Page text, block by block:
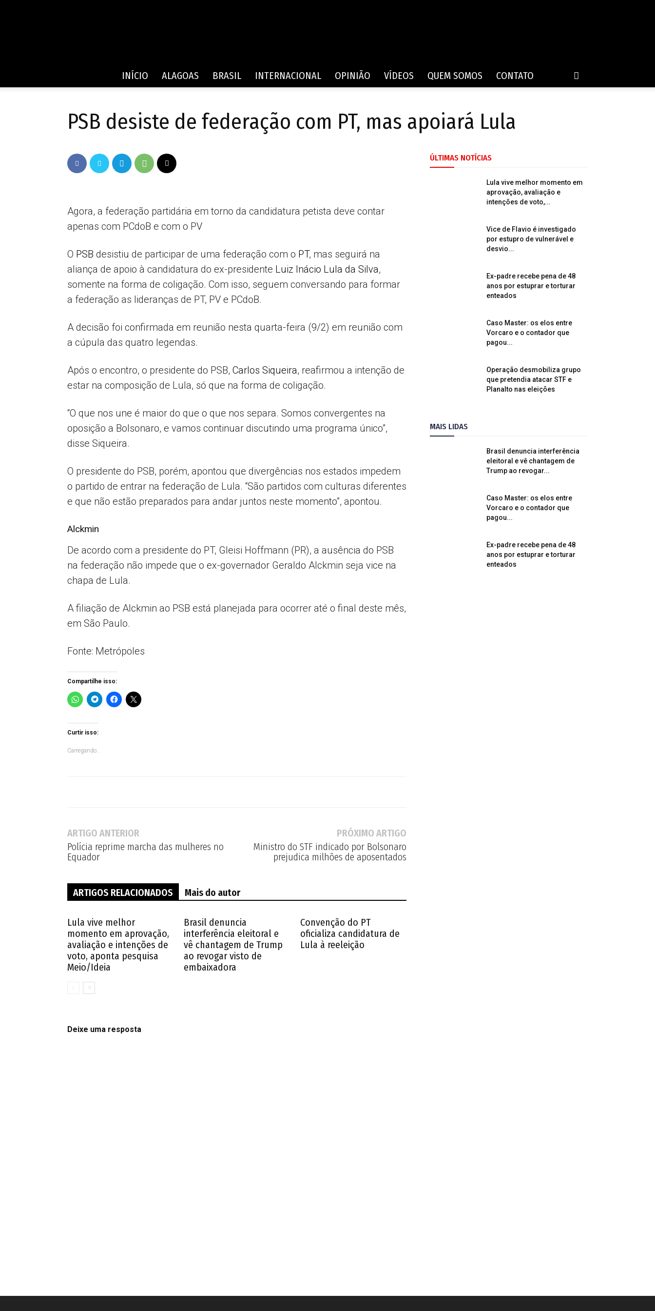
de
Popular
INÍCIO ALAGOAS BRASIL INTERNACIONAL OPINIÃO VÍDEOS QUEM SOMOS CONTATO
PSB desiste de federação com PT, mas apoiará Lula
Agora, a federação partidária em torno da candidatura petista deve contar
apenas com PCdoB e com o PV
O PSB desistiu de participar de uma federação com o PT, mas seguirá na
aliança de apoio à candidatura do ex-presidente Luiz Inácio Lula da Silva,
somente na forma de coligação. Com isso, seguem conversando para formar
a federação as lideranças de PT, PV e PCdoB.
A decisão foi confirmada em reunião nesta quarta-feira (9/2) em reunião com
a cúpula das quatro legendas.
Após o encontro, o presidente do PSB, Carlos Siqueira, reafirmou a intenção de
estar na composição de Lula, só que na forma de coligação.
“O que nos une é maior do que o que nos separa. Somos convergentes na
oposição a Bolsonaro, e vamos continuar discutindo uma programa único”,
disse Siqueira.
O presidente do PSB, porém, apontou que divergências nos estados impedem
o partido de entrar na federação de Lula. “São partidos com culturas diferentes
e que não estão preparados para andar juntos neste momento”, apontou.
Alckmin
De acordo com a presidente do PT, Gleisi Hoffmann (PR), a ausência do PSB
na federação não impede que o ex-governador Geraldo Alckmin seja vice na
chapa de Lula.
A filiação de Alckmin ao PSB está planejada para ocorrer até o final deste mês,
em São Paulo.
Fonte: Metrópoles
Compartilhe isso:
Curtir isso:
Carregando...
ARTIGO ANTERIOR
Polícia reprime marcha das mulheres no
Equador
PRÓXIMO ARTIGO
Ministro do STF indicado por Bolsonaro
prejudica milhões de aposentados
ARTIGOS RELACIONADOS Mais do autor
Lula vive melhor
momento em aprovação,
avaliação e intenções de
voto, aponta pesquisa
Meio/Ideia
Brasil denuncia
interferência eleitoral e
vê chantagem de Trump
ao revogar visto de
embaixadora
Convenção do PT
oficializa candidatura de
Lula à reeleição
Deixe uma resposta
ÚLTIMAS NOTÍCIAS
Lula vive melhor momento em
aprovação, avaliação e
intenções de voto,...
Vice de Flavio é investigado
por estupro de vulnerável e
desvio...
Ex-padre recebe pena de 48
anos por estuprar e torturar
enteados
Caso Master: os elos entre
Vorcaro e o contador que
pagou...
Operação desmobiliza grupo
que pretendia atacar STF e
Planalto nas eleições
MAIS LIDAS
Brasil denuncia interferência
eleitoral e vê chantagem de
Trump ao revogar...
Caso Master: os elos entre
Vorcaro e o contador que
pagou...
Ex-padre recebe pena de 48
anos por estuprar e torturar
enteados